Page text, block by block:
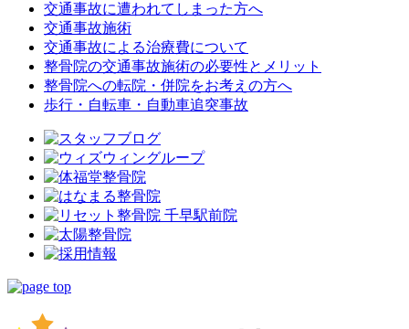
交通事故に遭われてしまった方へ
交通事故施術
交通事故による治療費について
整骨院の交通事故施術の必要性とメリット
整骨院への転院・併院をお考えの方へ
歩行・自転車・自動車追突事故